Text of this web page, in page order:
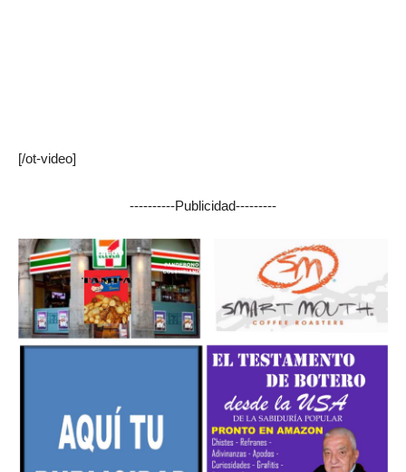
[/ot-video]
----------Publicidad---------